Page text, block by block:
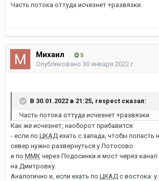
Часть потока оттуда исчезнет +развязки.
Михаил 5
Опубликовано 30 января 2022 г.
В 30.01.2022 в 21:25, respect сказал:
Часть потока оттуда исчезнет +развязки
Как же исчезнет, наоборот прибавится:
- если по ЦКАД ехать с запада, чтобы попасть
север нужно развернуться у Лотосово
и по ММК через Подосинки и мост через
на Дмитровку.
Аналогично и, если ехать по ЦКАД с востока: